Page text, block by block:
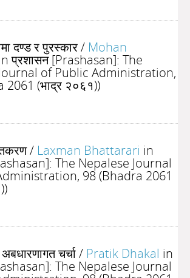
दण्ड र पुरस्कार/ Mohan
प्रशासन [Prashasan]: The
of Public Administration,
2061 (भाद्र २०६१))
/ Laxman Bhattarari in
The Nepalese Journal
98 (Bhadra 2061
चर्चा/ Pratik Dhakal in
The Nepalese Journal